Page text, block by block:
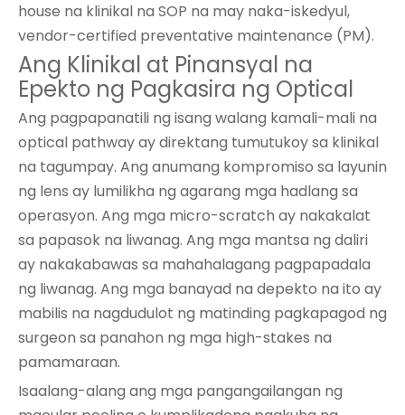
house na klinikal na SOP na may naka-iskedyul,
vendor-certified preventative maintenance (PM).
Ang Klinikal at Pinansyal na
Epekto ng Pagkasira ng Optical
Ang pagpapanatili ng isang walang kamali-mali na
optical pathway ay direktang tumutukoy sa klinikal
na tagumpay. Ang anumang kompromiso sa layunin
ng lens ay lumilikha ng agarang mga hadlang sa
operasyon. Ang mga micro-scratch ay nakakalat
sa papasok na liwanag. Ang mga mantsa ng daliri
ay nakakabawas sa mahahalagang pagpapadala
ng liwanag. Ang mga banayad na depekto na ito ay
mabilis na nagdudulot ng matinding pagkapagod ng
surgeon sa panahon ng mga high-stakes na
pamamaraan.
Isaalang-alang ang mga pangangailangan ng